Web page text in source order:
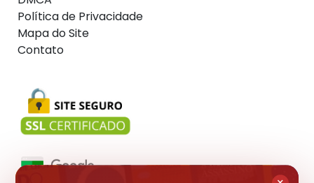
Política de Privacidade
Mapa do Site
Contato